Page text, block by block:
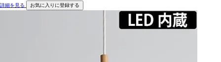
詳細を見る
お気に入りに登録する